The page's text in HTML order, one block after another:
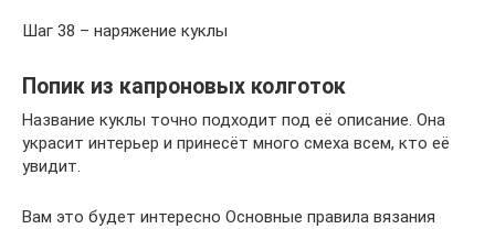
Шаг 38 – наряжение куклы
Попик из капроновых колготок
Название куклы точно подходит под её описание. Она
украсит интерьер и принесёт много смеха всем, кто её
увидит.
Вам это будет интересно Основные правила вязания